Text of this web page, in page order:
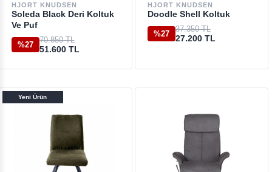
HJORT KNUDSEN
Soleda Black Deri Koltuk
Ve Puf
%27
70.850 TL
51.600 TL
HJORT KNUDSEN
Doodle Shell Koltuk
%27
37.350 TL
27.200 TL
Yeni Ürün